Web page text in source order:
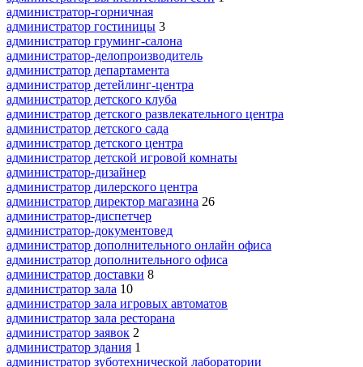
администратор-горничная
администратор гостиницы 3
администратор груминг-салона
администратор-делопроизводитель
администратор департамента
администратор детейлинг-центра
администратор детского клуба
администратор детского развлекательного центра
администратор детского сада
администратор детского центра
администратор детской игровой комнаты
администратор-дизайнер
администратор дилерского центра
администратор директор магазина 26
администратор-диспетчер
администратор-документовед
администратор дополнительного онлайн офиса
администратор дополнительного офиса
администратор доставки 8
администратор зала 10
администратор зала игровых автоматов
администратор зала ресторана
администратор заявок 2
администратор здания 1
администратор зуботехнической лаборатории